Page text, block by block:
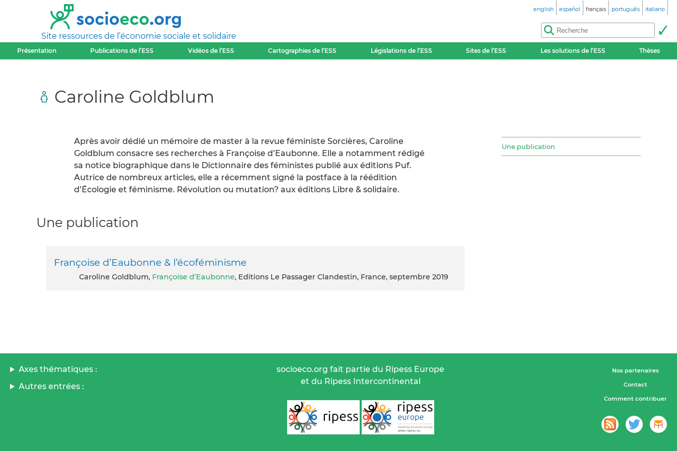
Site ressources de l’économie sociale et solidaire
english español français português italiano
Présentation Publications de l’ESS Vidéos de l’ESS Cartographies de l’ESS Législations de l’ESS Sites de l’ESS Les solutions de l’ESS Thèses
Caroline Goldblum
Après avoir dédié un mémoire de master à la revue féministe Sorcières, Caroline
Goldblum consacre ses recherches à Françoise d’Eaubonne. Elle a notamment rédigé
sa notice biographique dans le Dictionnaire des féministes publié aux éditions Puf.
Autrice de nombreux articles, elle a récemment signé la postface à la réédition
d’Écologie et féminisme. Révolution ou mutation? aux éditions Libre & solidaire.
Une publication
Une publication
Françoise d’Eaubonne & l’écoféminisme
Caroline Goldblum, Françoise d’Eaubonne, Editions Le Passager Clandestin, France, septembre 2019
Axes thématiques :
Autres entrées :
socioeco.org fait partie du Ripess Europe
et du Ripess Intercontinental
Nos partenaires
Contact
Comment contribuer